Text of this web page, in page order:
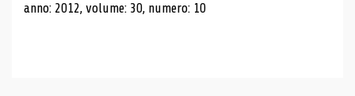
anno: 2012, volume: 30, numero: 10